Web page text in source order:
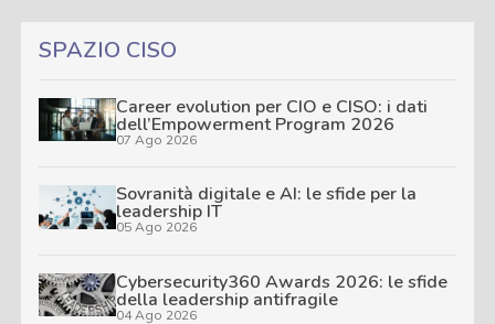
SPAZIO CISO
Career evolution per CIO e CISO: i dati
dell’Empowerment Program 2026
07 Ago 2026
Sovranità digitale e AI: le sfide per la
leadership IT
05 Ago 2026
Cybersecurity360 Awards 2026: le sfide
della leadership antifragile
04 Ago 2026